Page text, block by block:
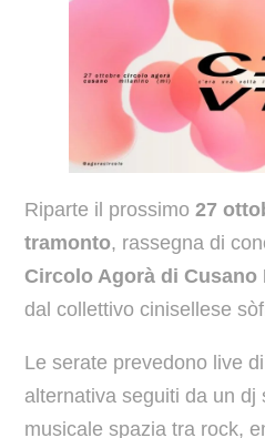
Riparte il prossimo 27
tramonto, rassegna di
Circolo Agorà di Cusano
dal collettivo cinisellese
Le serate prevedono live
alternativa seguiti da un dj
musicale spazia tra rock,